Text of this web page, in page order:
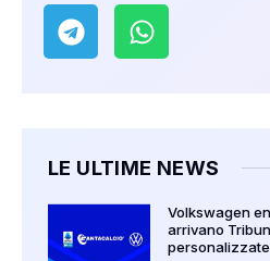
LE ULTIME NEWS
Volkswagen
arrivano
personalizzate